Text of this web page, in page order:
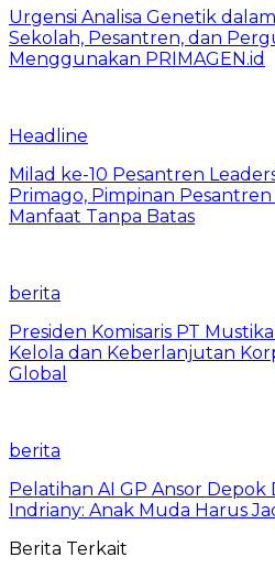
Urgensi Analisa Genetik
Sekolah, Pesantren, dan
Menggunakan PRIMAGEN.id
Headline
Milad ke-10 Pesantren
Primago, Pimpinan
Manfaat Tanpa Batas
berita
Presiden Komisaris PT
Kelola dan Keberlanjutan
Global
berita
Pelatihan AI GP Ansor Depok
Indriany: Anak Muda Harus
Berita Terkait